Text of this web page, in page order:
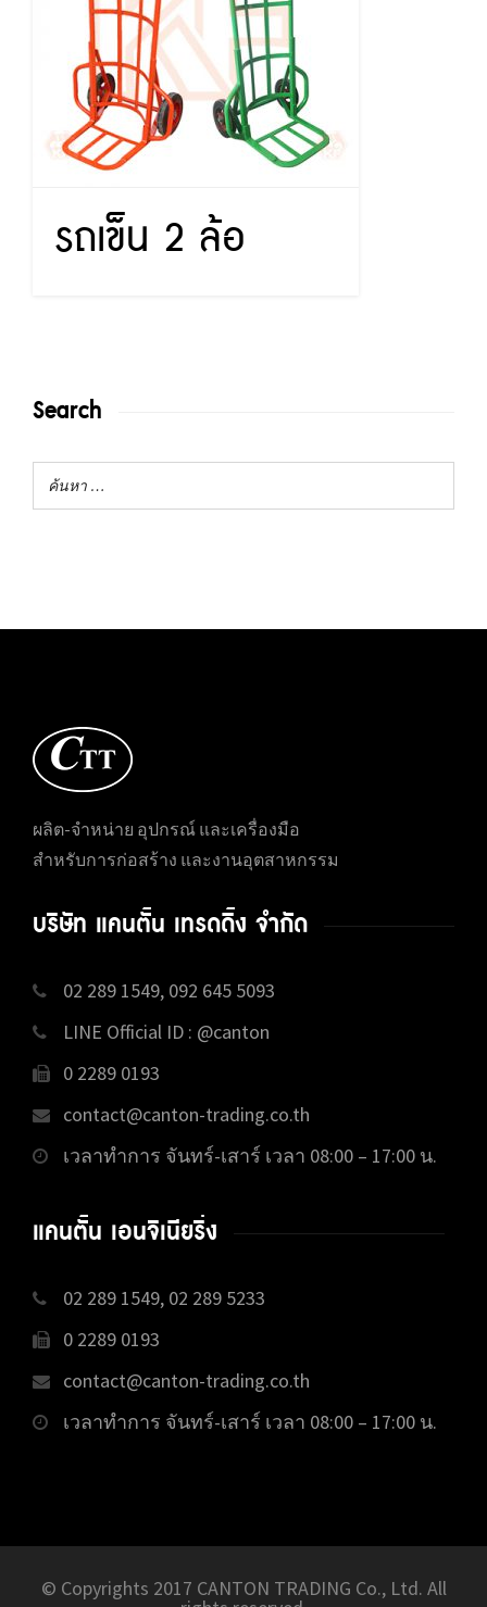
รถเข็น 2 ล้อ
Search
ผลิต-จำหน่าย อุปกรณ์ และเครื่องมือ
สำหรับการก่อสร้าง และงานอุตสาหกรรม
บริษัท แคนตั้น เทรดดิ้ง จำกัด
02 289 1549, 092 645 5093
LINE Official ID : @canton
0 2289 0193
contact@canton-trading.co.th
เวลาทำการ จันทร์-เสาร์ เวลา 08:00 – 17:00 น.
แคนตั้น เอนจิเนียริ่ง
02 289 1549, 02 289 5233
0 2289 0193
contact@canton-trading.co.th
เวลาทำการ จันทร์-เสาร์ เวลา 08:00 – 17:00 น.
© Copyrights 2017 CANTON TRADING Co., Ltd. All